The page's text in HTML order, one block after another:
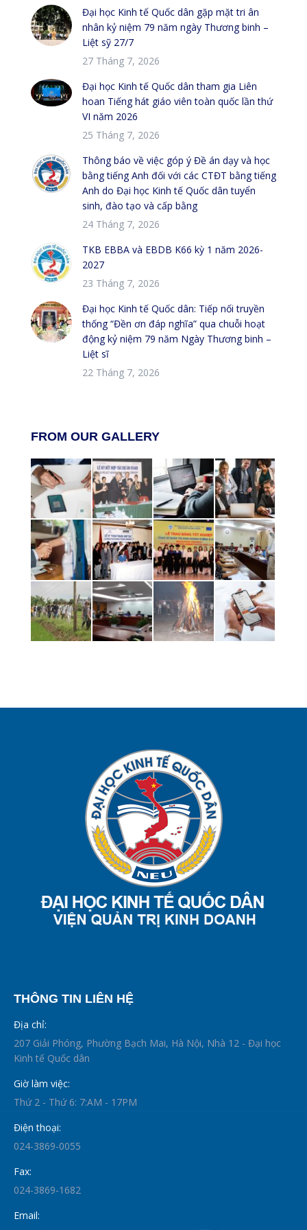
Đại học Kinh tế Quốc dân gặp mặt tri ân
nhân kỷ niệm 79 năm ngày Thương binh –
Liệt sỹ 27/7
27 Tháng 7, 2026
Đại học Kinh tế Quốc dân tham gia Liên
hoan Tiếng hát giáo viên toàn quốc lần thứ
VI năm 2026
25 Tháng 7, 2026
Thông báo về việc góp ý Đề án dạy và học
bằng tiếng Anh đối với các CTĐT bằng tiếng
Anh do Đại học Kinh tế Quốc dân tuyển
sinh, đào tạo và cấp bằng
24 Tháng 7, 2026
TKB EBBA và EBDB K66 kỳ 1 năm 2026-
2027
23 Tháng 7, 2026
Đại học Kinh tế Quốc dân: Tiếp nối truyền
thống “Đền ơn đáp nghĩa” qua chuỗi hoạt
động kỷ niệm 79 năm Ngày Thương binh –
Liệt sĩ
22 Tháng 7, 2026
FROM OUR GALLERY
THÔNG TIN LIÊN HỆ
Địa chỉ:
207 Giải Phóng, Phường Bạch Mai, Hà Nội, Nhà 12 - Đại học
Kinh tế Quốc dân
Giờ làm việc:
Thứ 2 - Thứ 6: 7:AM - 17PM
Điện thoại:
024-3869-0055
Fax:
024-3869-1682
Email: